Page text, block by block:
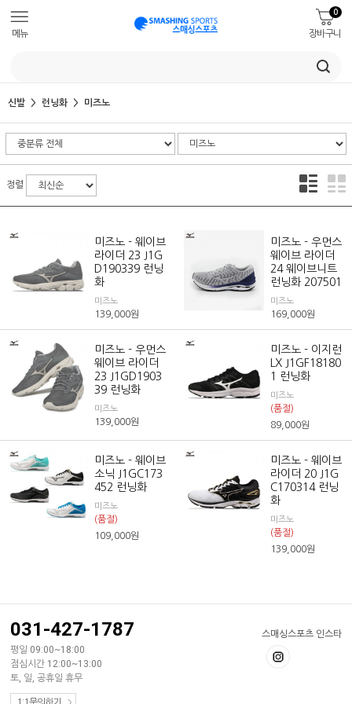
메뉴 장바구니
0
신발 런닝화 미즈노
정렬
미즈노 - 웨이브
라이더 23 J1G
D190339 런닝
화
미즈노
139,000원
미즈노 - 우먼스
웨이브 라이더
24 웨이브니트
런닝화 207501
미즈노
169,000원
미즈노 - 우먼스
웨이브 라이더
23 J1GD1903
39 런닝화
미즈노
139,000원
미즈노 - 이지런
LX J1GF18180
1 런닝화
미즈노
(품절)
89,000원
미즈노 - 웨이브
소닉 J1GC173
452 런닝화
미즈노
(품절)
109,000원
미즈노 - 웨이브
라이더 20 J1G
C170314 런닝
화
미즈노
(품절)
139,000원
스매싱스포츠 인스타
031-427-1787
평일 09:00~18:00
점심시간 12:00~13:00
토, 일, 공휴일 휴무